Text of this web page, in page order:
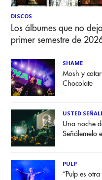
DISCOS
Los álbumes que no
primer semestre de
SHAME
Mosh y
Chocolate
USTED
Una noche
Señálemelo
PULP
“Pulp es